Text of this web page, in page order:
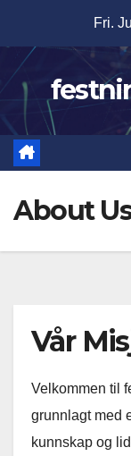
content
Fri.
About Us
Vår
Velkommen til
grunnlagt med
kunnskap og